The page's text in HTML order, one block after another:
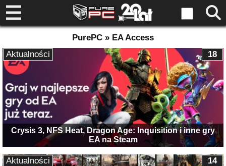
PurePC » EA Access
Crysis 3, NFS Heat, Dragon Age: Inquisition i inne gry
EA na Steam
18
Aktualności
14
Aktualności